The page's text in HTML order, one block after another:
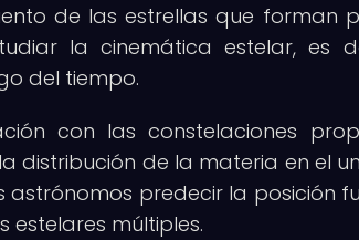
de las estrellas que forman
la cinemática estelar, es
del tiempo.
con las constelaciones
distribución de la materia en el
astrónomos predecir la posición
estelares múltiples.